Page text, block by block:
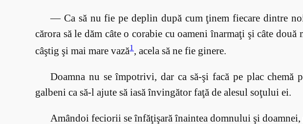
— Ca să nu fie pe deplin după cum ţinem fiecare dintre
cărora să le dăm câte o corabie cu oameni înarmaţi şi câte
câştig şi mai mare vază1, acela să ne fie ginere.
Doamna nu se împotrivi, dar ca să-şi facă pe plac
galbeni ca să-l ajute să iasă învingător faţă de alesul soţului ei.
Amândoi feciorii se înfăţişară înaintea domnului şi